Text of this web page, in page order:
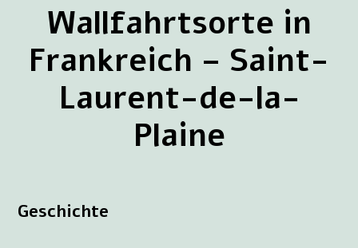
Wallfahrtsorte in
Frankreich – Saint-
Laurent-de-la-
Plaine
Geschichte